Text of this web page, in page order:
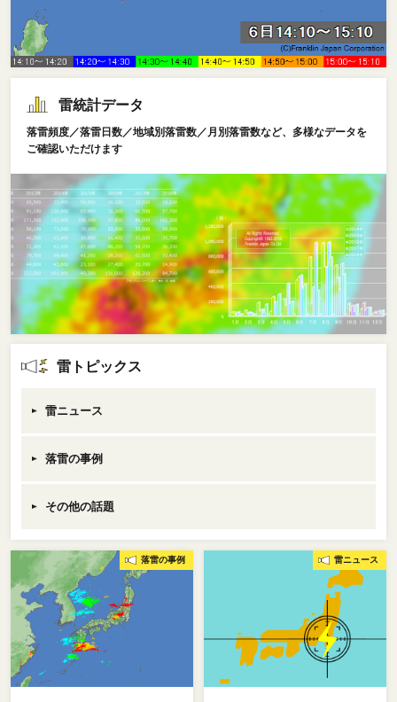
雷統計データ
落雷頻度／落雷日数／地域別落雷数／月別落雷数など、多様なデータを
ご確認いただけます
雷トピックス
雷ニュース
落雷の事例
その他の話題
雷ニュース
落雷の事例